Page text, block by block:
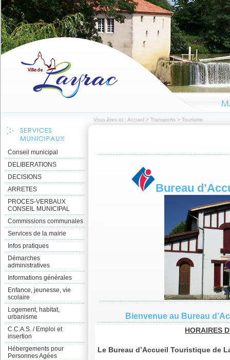
Vous êtes ici : Accueil > Transports > Tourisme
Conseil municipal
DELIBERATIONS
DECISIONS
ARRETES
PROCES-VERBAUX
CONSEIL MUNICIPAL
Commissions communales
Services de la mairie
Infos pratiques
Démarches
administratives
Informations générales
Enfance, jeunesse, vie
scolaire
Logement, habitat,
urbanisme
C.C.A.S. / Emploi et
insertion
Hébergements pour
Personnes Agées
Bureau
Bienvenue au Bureau
HORAIRES
Le Bureau d’Accueil Touristique de